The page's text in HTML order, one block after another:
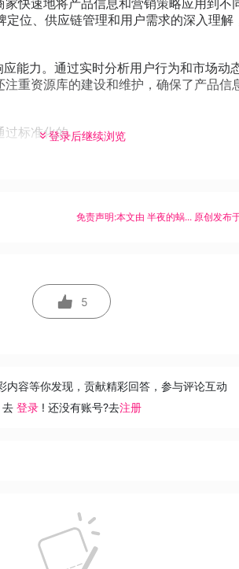
快速地将产品信息和营销策略应用到
位、供应链管理和用户需求的深入理
能力。通过实时分析用户行为和市场动
重资源库的建设和维护，确保了产品信
过标准化的...登录后继续浏览
免责声明:本文由 半夜的蜗... 原创发布
5
内容等你发现，贡献精彩回答，参与评论互动
去 登录 ! 还没有账号?去注册